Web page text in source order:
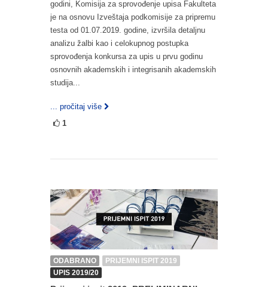
godini, Komisija za sprovođenje upisa Fakulteta
je na osnovu Izveštaja podkomisije za pripremu
testa od 01.07.2019. godine, izvršila detaljnu
analizu žalbi kao i celokupnog postupka
sprovođenja konkursa za upis u prvu godinu
osnovnih akademskih i integrisanih akademskih
studija...
... pročitaj više
1
ODABRANO
PRIJEMNI ISPIT 2019
UPIS 2019/20